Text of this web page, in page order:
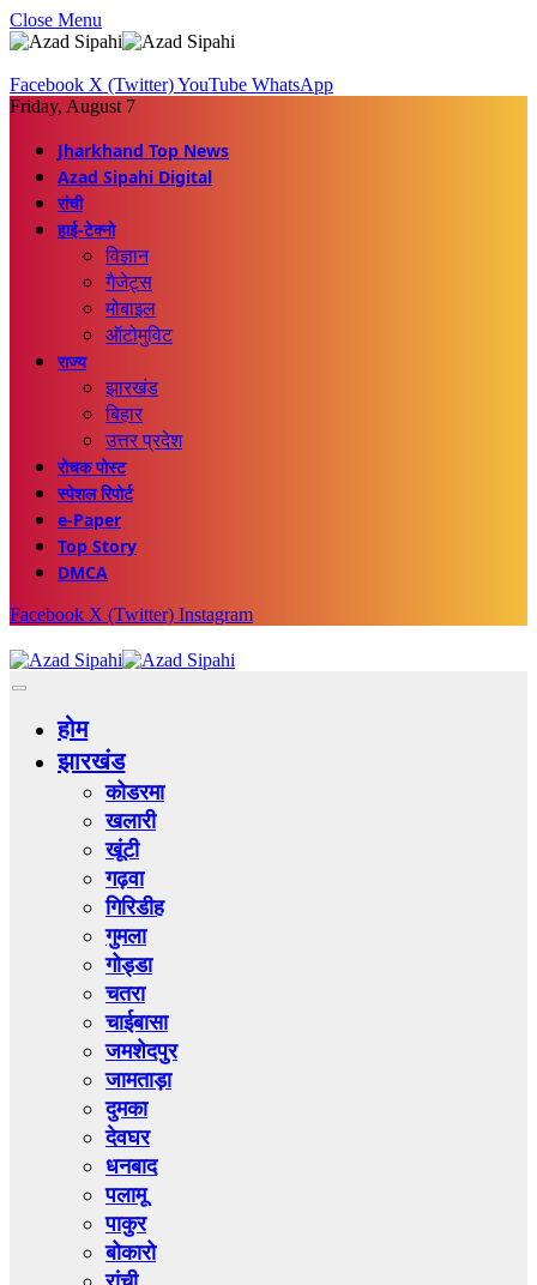
Close Menu
Facebook X (Twitter)YouTube WhatsApp
Friday, August 7
Jharkhand Top News
Azad Sipahi Digital
रांची
हाई-टेक्नो
विज्ञान
गैजेट्स
मोबाइल
ऑटोमुविट
राज्य
झारखंड
बिहार
उत्तर प्रदेश
रोचक पोस्ट
स्पेशल रिपोर्ट
e-Paper
Top Story
DMCA
Facebook X (Twitter) Instagram
होम
झारखंड
कोडरमा
खलारी
खूंटी
गढ़वा
गिरिडीह
गुमला
गोड्डा
चतरा
चाईबासा
जमशेदपुर
जामताड़ा
दुमका
देवघर
धनबाद
पलामू
पाकुर
बोकारो